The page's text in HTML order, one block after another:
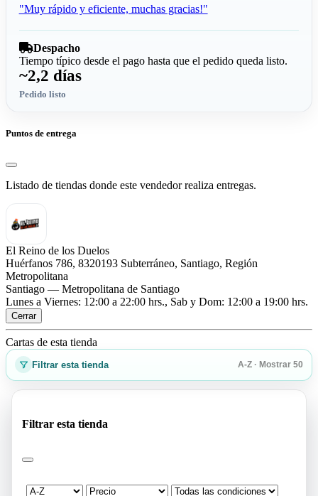
"Muy rápido y eficiente, muchas gracias!"
Despacho
Tiempo típico desde el pago hasta que el pedido queda listo.
~2,2 días
Pedido listo
Puntos de entrega
Listado de tiendas donde este vendedor realiza entregas.
El Reino de los Duelos
Huérfanos 786, 8320193 Subterráneo, Santiago, Región
Metropolitana
Santiago — Metropolitana de Santiago
Lunes a Viernes: 12:00 a 22:00 hrs., Sab y Dom: 12:00 a 19:00 hrs.
Cerrar
Cartas de esta tienda
Filtrar esta tienda A-Z · Mostrar 50
Filtrar esta tienda